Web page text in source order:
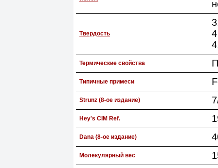
Твердость
4
Термические свойства
Типичные примеси
Strunz (8-ое издание)
Hey's CIM Ref.
Dana (8-ое издание)
Молекулярный вес